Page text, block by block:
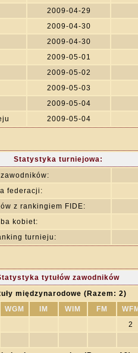
2009-04-29
2009-04-30
2009-04-30
2009-05-01
2009-05-02
2009-05-03
2009-05-04
2009-05-04
Statystyka turniejowa:
federacji:
z rankingiem FIDE:
kobiet:
turnieju:
tytułów zawodników
międzynarodowe (Razem: 2)
WGM IM WIM FM WFM
2